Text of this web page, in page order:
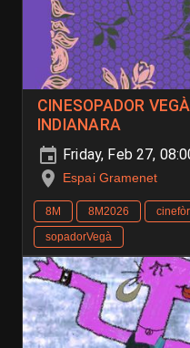
CINESOPADOR
INDIANARA
Friday, Feb 27,
Espai Gramenet
8M 8M2026
sopadorVegà